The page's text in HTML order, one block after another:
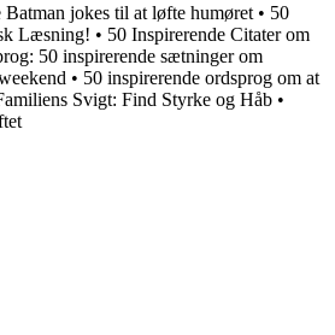
Batman jokes til at løfte humøret • 50
Læsning! • 50 Inspirerende Citater om
50 inspirerende sætninger om
• 50 inspirerende ordsprog om at
Svigt: Find Styrke og Håb •